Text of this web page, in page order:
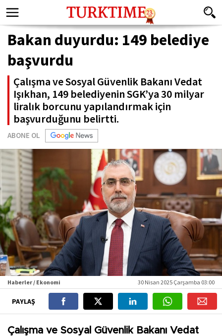
Bakan duyurdu: 149 belediye
başvurdu
Çalışma ve Sosyal Güvenlik Bakanı Vedat
Işıkhan, 149 belediyenin SGK’ya 30 milyar
liralık borcunu yapılandırmak için
başvurduğunu belirtti.
ABONE OL
Haberler / Ekonomi 30 Nisan 2025 Çarşamba 03:00
PAYLAŞ
Çalışma ve Sosyal Güvenlik Bakanı Vedat